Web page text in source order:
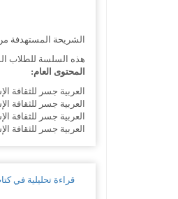
الشريحة المستهدفة
هذه السلسة للطلاب
المحتوى العام:
العربية جسر للثقافة الإسلامية
العربية جسر للثقافة الإسلامية
العربية جسر للثقافة الإسلامية
العربية جسر للثقافة الإسلامية
قراءة تحليلية في